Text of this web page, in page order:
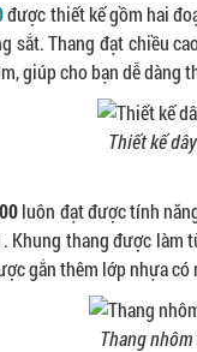
được thiết kế gồm hai
sắt. Thang đạt chiều
giúp cho bạn dễ
Thiết kế
luôn đạt được tính
Khung thang được
gắn thêm lớp nhựa
Thang